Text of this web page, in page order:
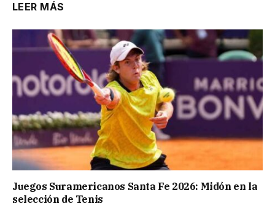
LEER MÁS
Juegos Suramericanos Santa Fe 2026: Midón en la
selección de Tenis